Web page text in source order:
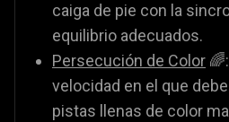
caiga de pie con la
equilibrio adecuados.
Persecución de Color
velocidad en el que
pistas llenas de color